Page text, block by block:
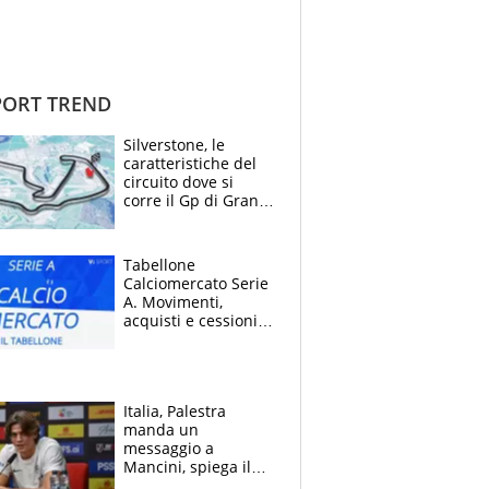
TREND
Silverstone, le
caratteristiche del
circuito dove si
corre il Gp di Gran
Tabellone
Calciomercato Serie
A. Movimenti,
acquisti e cessioni:
Italia, Palestra
manda un
messaggio a
Mancini, spiega il